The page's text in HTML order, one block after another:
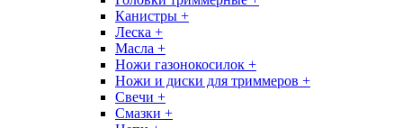
Канистры +
Леска +
Масла +
Ножи газонокосилок +
Ножи и диски для триммеров +
Свечи +
Смазки +